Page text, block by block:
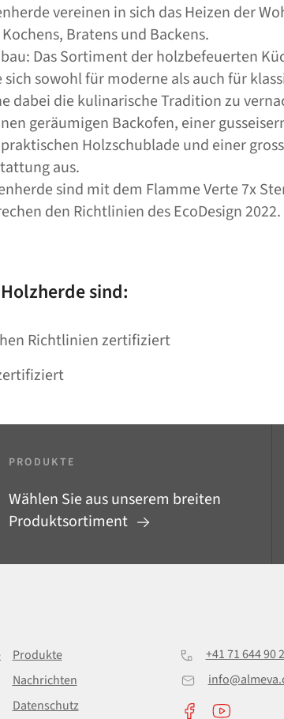
vereinen in sich das Heizen der
Bratens und Backens.
Das Sortiment der holzbefeuerten
sowohl für moderne als auch für
dabei die kulinarische Tradition zu
geräumigen Backofen, einer
Holzschublade und einer
aus.
sind mit dem Flamme Verte 7x
den Richtlinien des EcoDesign 2022.
sind:
Richtlinien zertifiziert
PRODUKTE
Wählen Sie aus unserem breiten
Produktsortiment
Produkte
Nachrichten
Datenschutz
+41 71 644 90